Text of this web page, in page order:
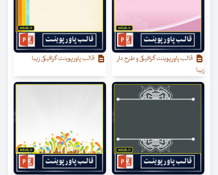
قالب پاورپوینت گرافیکی و طرح دار
زیبا
قالب پاورپوینت گرافیکی زیبا